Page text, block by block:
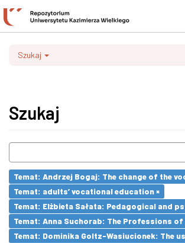
Szukaj
Szukaj
Temat: Andrzej Bogaj: The change of the
Temat: adults’ vocational education ×
Temat: Elżbieta Sałata: Pedagogical and
Temat: Anna Suchorab: The Professions
Temat: Dominika Goltz-Wasiucionek: The